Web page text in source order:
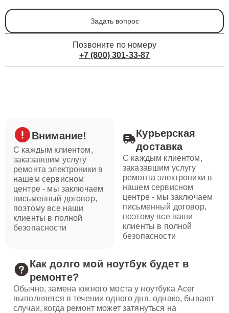
Задать вопрос
Позвоните по номеру
+7 (800) 301-33-87
Внимание!
С каждым клиентом,
заказавшим услугу
ремонта электроники в
нашем сервисном
центре - мы заключаем
письменный договор,
поэтому все наши
клиенты в полной
безопасности
Курьерская
доставка
С каждым клиентом,
заказавшим услугу
ремонта электроники в
нашем сервисном
центре - мы заключаем
письменный договор,
поэтому все наши
клиенты в полной
безопасности
Как долго мой ноутбук будет в
ремонте?
Обычно, замена южного моста у ноутбука Acer
выполняется в течении одного дня, однако, бывают
случаи, когда ремонт может затянуться на